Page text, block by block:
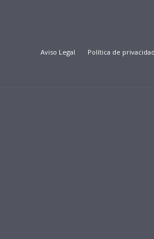
Aviso Legal Política de privacidad